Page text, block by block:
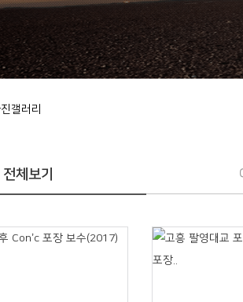
갤러리
전체보기